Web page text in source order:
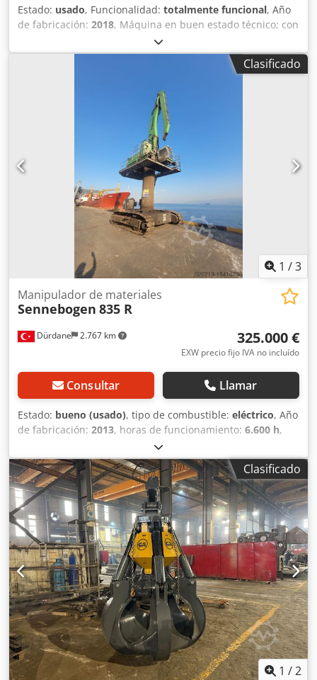
Estado: usado, Funcionalidad: totalmente funcional, Año
de fabricación: 2018, Máquina en buen estado técnico; con
generador; disponible de inmediato; gran variedad de
implementos adicionales disponibles. Dcsdpfxsy Dtarj
Clasificado
1 /3
Dürdane 2.767 km
Manipulador de materiales
Sennebogen 835 R
325.000 €
EXW precio fijo IVA no incluído
Consultar Llamar
Estado: bueno (usado), tipo de combustible: eléctrico, Año
de fabricación: 2013, horas de funcionamiento: 6.600 h,
número de máquina/vehículo:
grúa, Manipulador de materiales para puertos, totalmente
funcional, en muy buen estado. Se aceptan inspecciones
in situ. Dcedpsvwbdyefx Amrek También está disponible
otro 835 R (año modelo 2011 con 10600 horas).
Clasificado
1 /2